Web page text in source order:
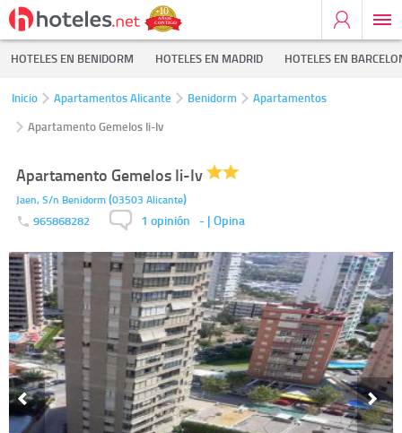
HOTELES EN BENIDORM HOTELES EN MADRID HOTELES EN
Inicio Apartamentos Alicante Benidorm
Apartamentos
Apartamento Gemelos Ii-Iv
Apartamento Gemelos Ii-Iv
Jaen, S/n Benidorm(03503 Alicante)
965868282 1 opinión - | Opina